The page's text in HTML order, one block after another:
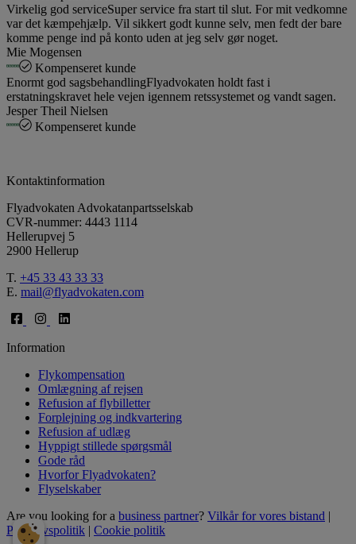
Virkelig god serviceSuper service fra start til slut. For mit vedkomne
var det kæmpehjælp. Vil sikkert godt kunne selv, men fedt der bare
komme penge ind på konto uden at jeg selv gør noget.
Mie Mogensen
Kompenseret kunde
Enormt god sagsbehandlingFlyadvokaten holdt fast i
erstatningskravet hele vejen igennem retssystemet og vandt sagen.
Jesper Theil Nielsen
Kompenseret kunde
Kontaktinformation
Flyadvokaten Advokatanpartsselskab
CVR-nummer: 4443 1114
Hellerupvej 5
2900 Hellerup
T. +45 33 43 33 33
E. mail@flyadvokaten.com
Information
Flykompensation
Omlægning af rejsen
Refusion af flybilletter
Forplejning og indkvartering
Refusion af udlæg
Hyppigt stillede spørgsmål
Gode råd
Hvorfor Flyadvokaten?
Flyselskaber
Are you looking for a business partner? Vilkår for vores bistand |
Privatlivspolitik | Cookie politik